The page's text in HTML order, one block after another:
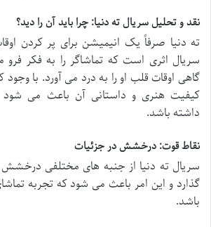
نقد و تحلیل سریال ته دنیا: چرا باید آن را دید؟
ته دنیا صرفاً یک انیمیشن برای پر کردن
سریال اثری است که تماشاگر را به فکر
گاهی اوقات قلب او را به درد می آورد. با
کیفیت هنری و داستانی آن باعث می
داشته باشد.
نقاط قوت: درخشش در جزئیات
سریال ته دنیا از جنبه های مختلفی
گذارد و این امر باعث می شود که تجربه
باشد.